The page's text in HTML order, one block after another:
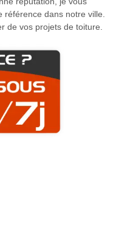
dans notre ville.
de vos projets de toiture.